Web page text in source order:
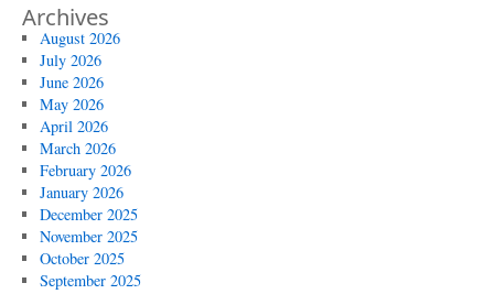
Archives
August 2026
July 2026
June 2026
May 2026
April 2026
March 2026
February 2026
January 2026
December 2025
November 2025
October 2025
September 2025